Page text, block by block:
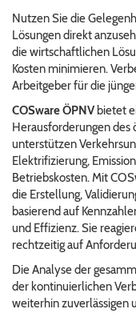
Nutzen Sie die
Lösungen direkt
die wirtschaftlichen
Kosten minimieren.
Arbeitgeber für die
COSware ÖPNV bietet
Herausforderungen
unterstützen
Elektrifizierung,
Betriebskosten. Mit
die Erstellung,
basierend auf
und Effizienz. Sie
rechtzeitig auf
Die Analyse der
der kontinuierlichen
weiterhin zuverlässigen